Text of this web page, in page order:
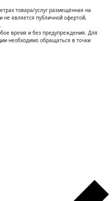
товара/услуг размещённая на
не является публичной офертой,
время и без предупреждения. Для
необходимо обращаться в точки